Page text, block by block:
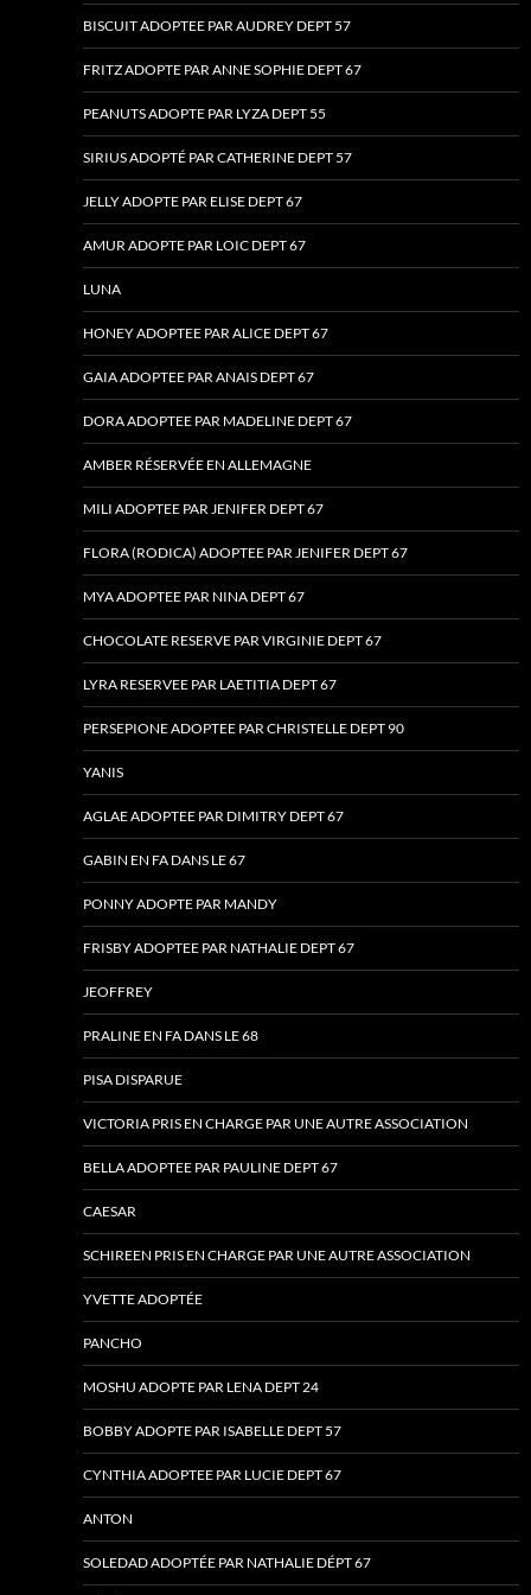
BISCUIT ADOPTEE PAR AUDREY DEPT 57
FRITZ ADOPTE PAR ANNE SOPHIE DEPT 67
PEANUTS ADOPTE PAR LYZA DEPT 55
SIRIUS ADOPTÉ PAR CATHERINE DEPT 57
JELLY ADOPTE PAR ELISE DEPT 67
AMUR ADOPTE PAR LOIC DEPT 67
LUNA
HONEY ADOPTEE PAR ALICE DEPT 67
GAIA ADOPTEE PAR ANAIS DEPT 67
DORA ADOPTEE PAR MADELINE DEPT 67
AMBER RÉSERVÉE EN ALLEMAGNE
MILI ADOPTEE PAR JENIFER DEPT 67
FLORA (RODICA) ADOPTEE PAR JENIFER DEPT 67
MYA ADOPTEE PAR NINA DEPT 67
CHOCOLATE RESERVE PAR VIRGINIE DEPT 67
LYRA RESERVEE PAR LAETITIA DEPT 67
PERSEPIONE ADOPTEE PAR CHRISTELLE DEPT 90
YANIS
AGLAE ADOPTEE PAR DIMITRY DEPT 67
GABIN EN FA DANS LE 67
PONNY ADOPTE PAR MANDY
FRISBY ADOPTEE PAR NATHALIE DEPT 67
JEOFFREY
PRALINE EN FA DANS LE 68
PISA DISPARUE
VICTORIA PRIS EN CHARGE PAR UNE AUTRE ASSOCIATION
BELLA ADOPTEE PAR PAULINE DEPT 67
CAESAR
SCHIREEN PRIS EN CHARGE PAR UNE AUTRE ASSOCIATION
YVETTE ADOPTÉE
PANCHO
MOSHU ADOPTE PAR LENA DEPT 24
BOBBY ADOPTE PAR ISABELLE DEPT 57
CYNTHIA ADOPTEE PAR LUCIE DEPT 67
ANTON
SOLEDAD ADOPTÉE PAR NATHALIE DÉPT 67